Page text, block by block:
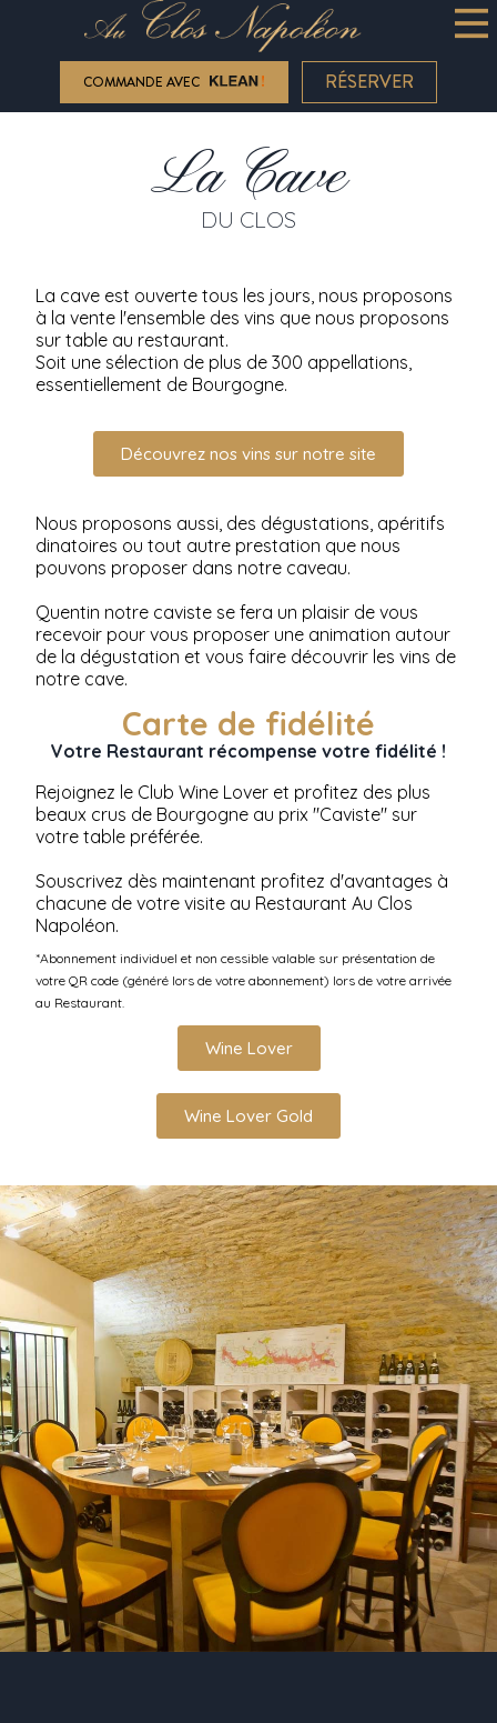
Abonnez-vous à notre newsletter
COMMANDE AVEC RÉSERVER
La Cave
DU CLOS
La cave est ouverte tous les jours, nous proposons
à la vente l'ensemble des vins que nous proposons
sur table au restaurant.
Soit une sélection de plus de 300 appellations,
essentiellement de Bourgogne.
Découvrez nos vins sur notre site
Nous proposons aussi, des dégustations, apéritifs
dinatoires ou tout autre prestation que nous
pouvons proposer dans notre caveau.
Quentin notre caviste se fera un plaisir de vous
recevoir pour vous proposer une animation autour
de la dégustation et vous faire découvrir les vins de
notre cave.
Carte de fidélité
Votre Restaurant récompense votre fidélité !
Rejoignez le Club Wine Lover et profitez des plus
beaux crus de Bourgogne au prix "Caviste" sur
votre table préférée.
Souscrivez dès maintenant profitez d'avantages à
chacune de votre visite au Restaurant Au Clos
Napoléon.
*Abonnement individuel et non cessible valable sur présentation de
votre QR code (généré lors de votre abonnement) lors de votre arrivée
au Restaurant.
Wine Lover
Wine Lover Gold